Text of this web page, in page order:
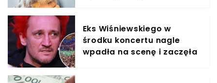
Eks Wiśniewskiego w
środku koncertu nagle
wpadła na scenę i zaczęła